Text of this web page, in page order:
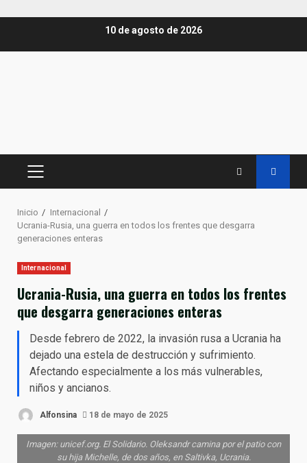
10 de agosto de 2026
MENÚ
Inicio
Internacional
Ucrania-Rusia, una guerra en todos los frentes que desgarra
generaciones enteras
Internacional
Ucrania-Rusia, una guerra en todos los frentes
que desgarra generaciones enteras
Desde febrero de 2022, la invasión rusa a Ucrania ha
dejado una estela de destrucción y sufrimiento.
Afectando especialmente a los más vulnerables,
niños y ancianos.
Alfonsina 18 de mayo de 2025
Imagen: unicef.org. El Solidario. Oleksandr camina por el patio con
su hija Michelle, de dos años, en Saltivka, Ucrania.